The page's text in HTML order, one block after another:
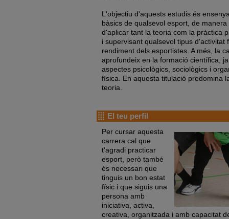
L'objectiu d'aquests estudis és
bàsics de qualsevol esport, de
d'aplicar tant la teoria com la pràctica
i supervisant qualsevol tipus d'activitat
rendiment dels esportistes. A més, la
aprofundeix en la formació científica,
aspectes psicològics, sociològics i
física. En aquesta titulació predomina
teoria.
El teu perfil
Per cursar aquesta
carrera cal que
t'agradi practicar
esport, però també
és necessari que
tinguis un bon estat
físic i que siguis una
persona amb
iniciativa, activa,
creativa, organitzada i amb capacitat